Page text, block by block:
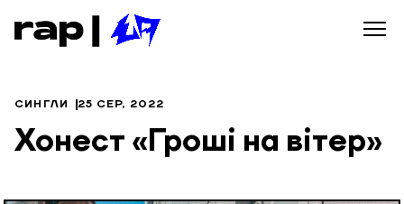
СИНГЛИ 25 СЕР, 2022
Хонест «Гроші на вітер»